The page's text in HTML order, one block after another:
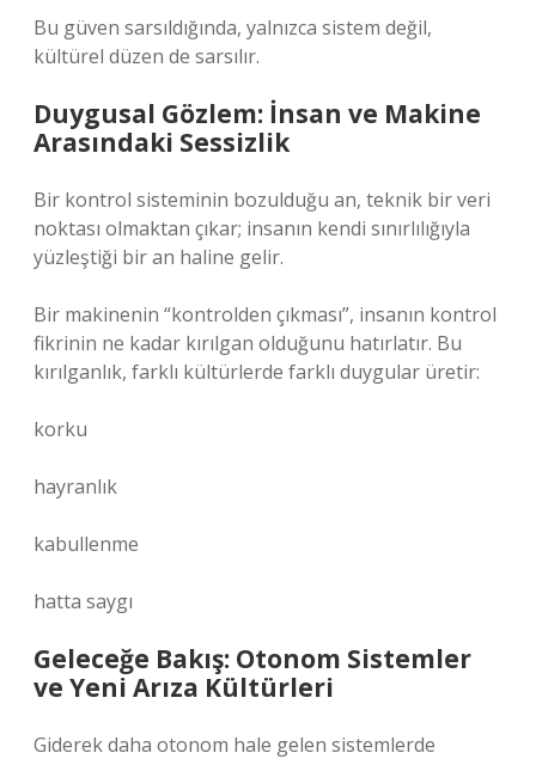
Bu güven sarsıldığında, yalnızca sistem değil,
kültürel düzen de sarsılır.
Duygusal Gözlem: İnsan ve Makine
Arasındaki Sessizlik
Bir kontrol sisteminin bozulduğu an, teknik bir veri
noktası olmaktan çıkar; insanın kendi sınırlılığıyla
yüzleştiği bir an haline gelir.
Bir makinenin “kontrolden çıkması”, insanın kontrol
fikrinin ne kadar kırılgan olduğunu hatırlatır. Bu
kırılganlık, farklı kültürlerde farklı duygular üretir:
korku
hayranlık
kabullenme
hatta saygı
Geleceğe Bakış: Otonom Sistemler
ve Yeni Arıza Kültürleri
Giderek daha otonom hale gelen sistemlerde